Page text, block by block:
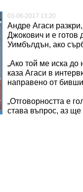
03-06-2017 13:20
Андре Агаси
Джокович и е готов
Уимбълдън, ако
„Ако той ме иска
каза Агаси в
направено от
„Отговорността е
става въпрос, аз ще